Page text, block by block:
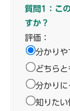
質問1：こ
すか？
評価：
分かりや
どちら
分かりに
知りたい